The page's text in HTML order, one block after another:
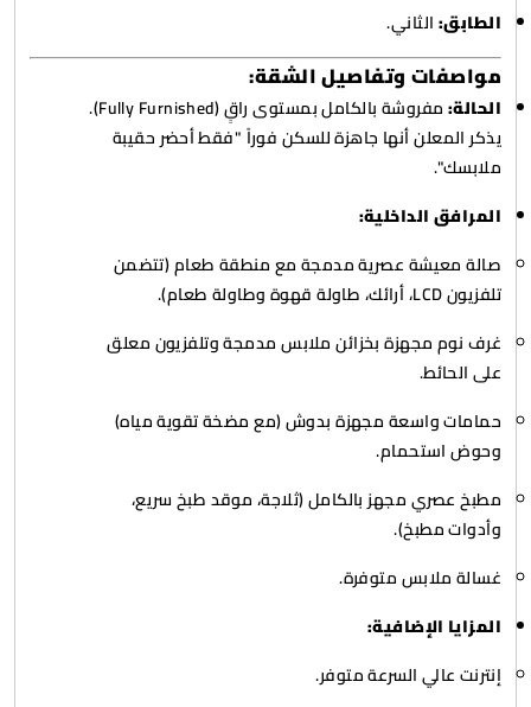
الطابق:الثاني.
مواصفات وتفاصيل الشقة:
الحالة:
مفروشة بالكامل بمستوى راقٍ (Fully Furnished).
يذكر المعلن أنها جاهزة للسكن فوراً "فقط أحضر حقيبة
ملابسك".
المرافق الداخلية:
صالة معيشة عصرية مدمجة مع منطقة طعام (تتضمن
تلفزيون LCD، أرائك، طاولة قهوة وطاولة طعام).
غرف نوم مجهزة بخزائن ملابس مدمجة وتلفزيون معلق
على الحائط.
حمامات واسعة مجهزة بدوش (مع مضخة تقوية مياه)
وحوض استحمام.
مطبخ عصري مجهز بالكامل (ثلاجة، موقد طبخ سريع،
وأدوات مطبخ).
غسالة ملابس متوفرة.
المزايا الإضافية:
إنترنت عالي السرعة متوفر.